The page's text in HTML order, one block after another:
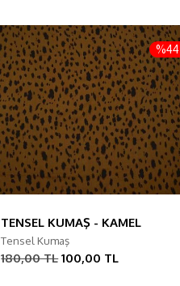
%44
TENSEL KUMAŞ - KAMEL
Tensel Kumaş
180,00 TL 100,00 TL